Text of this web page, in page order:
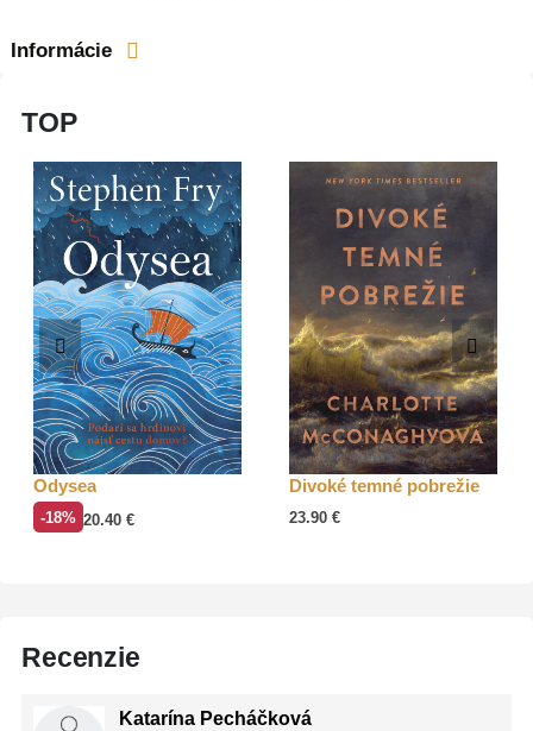
Informácie
TOP
Odysea
-18% 20.40 €
Divoké temné pobrežie
23.90€
Recenzie
Katarína Pecháčková